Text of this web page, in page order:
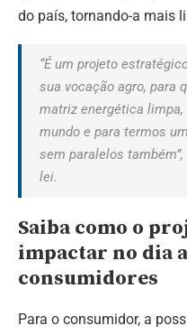
do país, tornando-a mais
“É um projeto
sua vocação agro, para
matriz energética
mundo e para termos
sem paralelos
lei.
Saiba como o
impactar no dia
consumidores
Para o consumidor, a